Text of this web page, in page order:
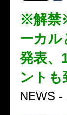
※解禁
ーカル
発表、
ントも
NEWS -